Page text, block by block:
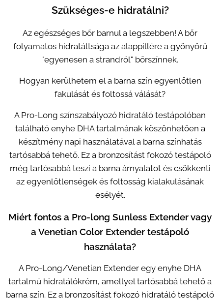
Szükséges-e hidratálni?
Az egészséges bőr barnul a legszebben! A bőr
folyamatos hidratáltsága az alappillére a gyönyörű
"egyenesen a strandról" bőrszínnek.
Hogyan kerülhetem el a barna szín egyenlőtlen
fakulását és foltossá válását?
A Pro-Long színszabályozó hidratáló testápolóban
található enyhe DHA tartalmának köszönhetően a
készítmény napi használatával a barna színhatás
tartósabbá tehető. Ez a bronzosítást fokozó testápoló
még tartósabbá teszi a barna árnyalatot és csökkenti
az egyenlőtlenségek és foltosság kialakulásának
esélyét.
Miért fontos a Pro-long Sunless Extender vagy
a Venetian Color Extender testápoló
használata?
A Pro-Long/Venetian Extender egy enyhe DHA
tartalmú hidratálókrém, amellyel tartósabbá tehető a
barna szín. Ez a bronzosítást fokozó hidratáló testápoló